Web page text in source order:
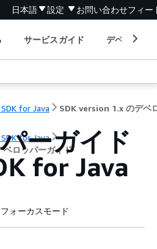
日本語 設定 お問い合わせフィー
サービスガイド デベロッパ
for Java
for Java
ロッパーガイド
ーガイド
for Java
フォーカスモード